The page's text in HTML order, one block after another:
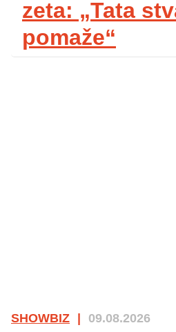
zeta: „Tata
pomaže“
SHOWBIZ 09.08.2026